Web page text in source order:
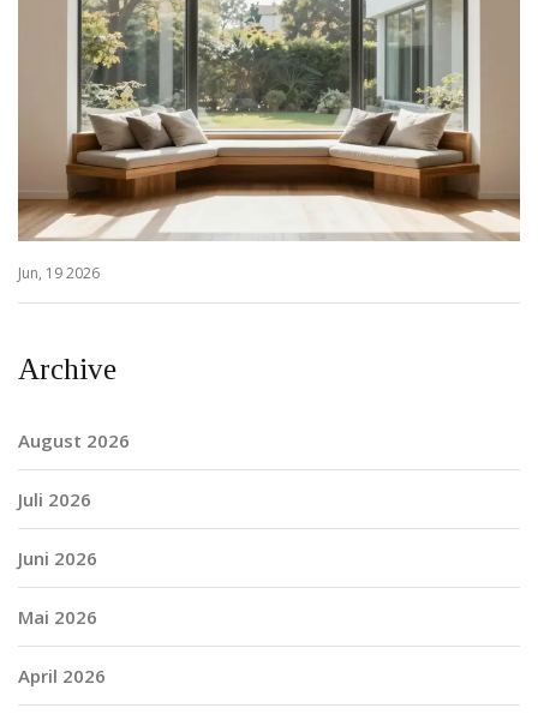
Jun, 19 2026
Archive
August 2026
Juli 2026
Juni 2026
Mai 2026
April 2026